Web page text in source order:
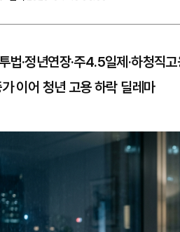
법·정년연장·주4.5일제·하청직
이어 청년 고용 하락 딜레마